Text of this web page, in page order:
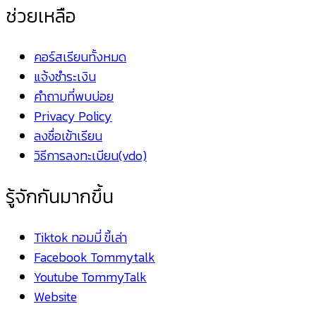
ช่วยเหลือ
คอร์สเรียนทั้งหมด
แจ้งชำระเงิน
คำถามที่พบบ่อย
Privacy Policy
ลงชื่อเข้าเรียน
วิธีการลงทะเบียน(vdo)
รู้จักกันมากขึ้น
Tiktok ทอมมี่ ขี้เล่า
Facebook Tommytalk
Youtube TommyTalk
Website